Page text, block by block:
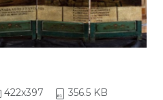
422x397 356.5 KB